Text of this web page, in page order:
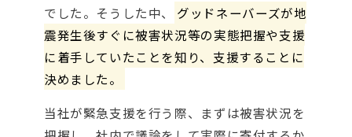
でした。そうした中、
グッドネーバーズが地
震発生後すぐに被害状況等の実態把握や支援
に着手していたことを知り、支援することに
決めました。
当社が緊急支援を行う際、まずは被害状況を